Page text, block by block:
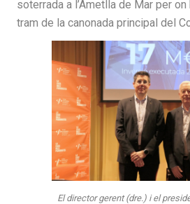
soterrada a l’Ametlla de Mar per
tram de la canonada principal del
El director gerent (dre.) i el